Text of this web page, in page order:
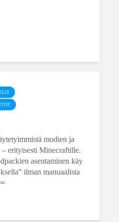
modien ja
– erityisesti Minecraftille.
asentaminen käy
ilman manuaalista